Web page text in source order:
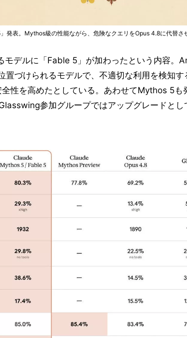
発表。Mythos級の性能ながら、危険なクエリをOpus 4.8に代替さ
モデルに「Fable 5」が加わったという内容。
置づけられるモデルで、不適切な利用を検知す
性を高めたとしている。あわせてMythos 5も
参加グループではアップグレードとし